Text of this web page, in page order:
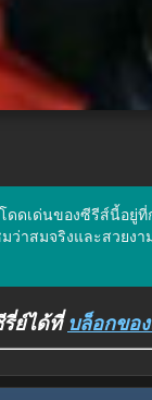
ดเด่นของซีรีส์นี้อยู่ที่
าสมจริงและสวยงา
รี่ย์ได้ที่ บล็อกของ